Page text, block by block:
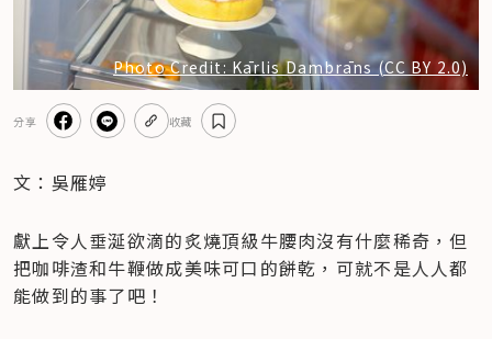
Photo Credit: Kārlis Dambrāns (CC BY 2.0)
分享 收藏
文：吳雁婷
獻上令人垂涎欲滴的炙燒頂級牛腰肉沒有什麼稀奇，但
把咖啡渣和牛鞭做成美味可口的餅乾，可就不是人人都
能做到的事了吧！